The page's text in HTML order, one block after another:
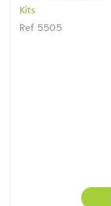
Kits
Ref 5505